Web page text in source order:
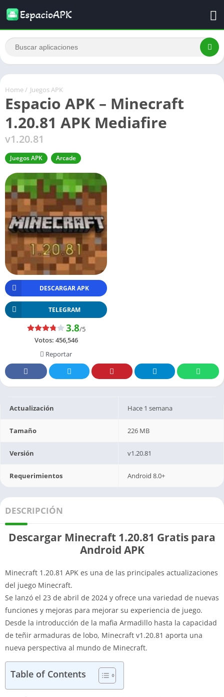
Home / Juegos APK
Espacio APK – Minecraft
1.20.81 APK Mediafire
v1.20.81
Juegos APK Arcade
DESCARGAR APK
TELEGRAM
3.8/5
Votos: 456,546
Reportar
Actualización Hace 1 semana
Tamaño 226 MB
Versión v1.20.81
Requerimientos Android 8.0+
DESCRIPCIÓN
Descargar Minecraft 1.20.81 Gratis para
Android APK
Minecraft 1.20.81 APK es una de las principales actualizaciones
del juego Minecraft.
Se lanzó el 23 de abril de 2024 y ofrece una variedad de nuevas
funciones y mejoras para mejorar su experiencia de juego.
Desde la introducción de la mafia Armadillo hasta la capacidad
de teñir armaduras de lobo, Minecraft v1.20.81 aporta una
nueva perspectiva al mundo de Minecraft.
Table of Contents